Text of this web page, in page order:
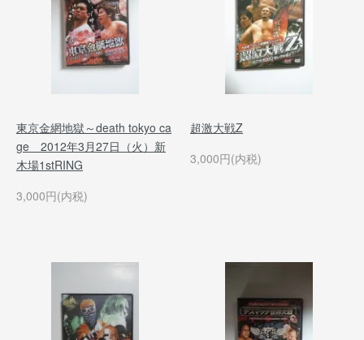
東京金網地獄～death tokyo ca
ge 2012年3月27日（火）新
木場1stRING
3,000円(内税)
超激大戦Z
3,000円(内税)